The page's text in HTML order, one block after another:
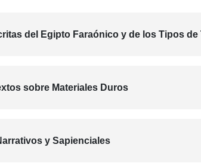
del Egipto Faraónico y de los Tipos de
sobre Materiales Duros
y Sapienciales